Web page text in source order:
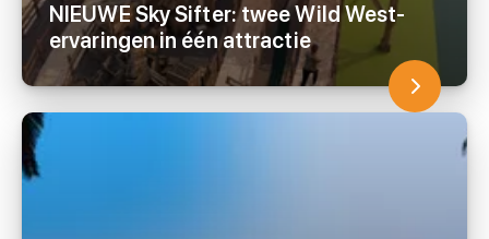
NIEUWE Sky Sifter: twee Wild West-
ervaringen in één attractie